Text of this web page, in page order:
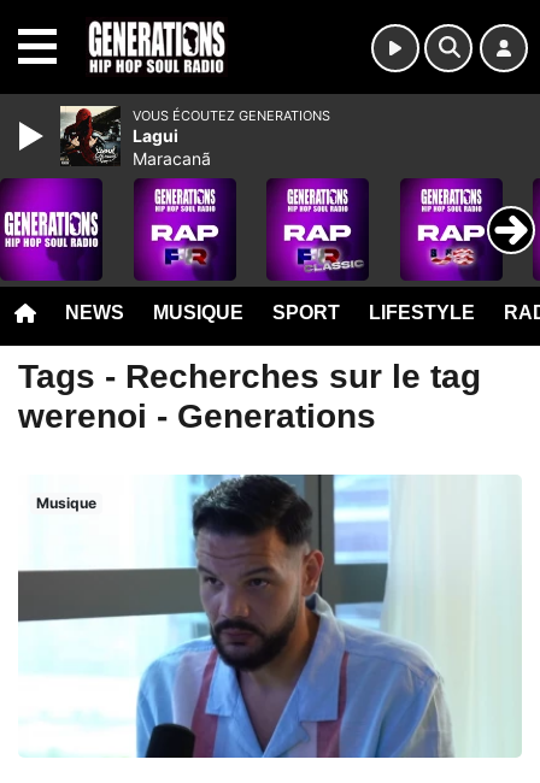
NEWS MUSIQUE SPORT LIFESTYLE
Tags - Recherches sur le tag
werenoi - Generations
Musique
VOUS ÉCOUTEZ GENERATIONS
Lagui
Maracanã